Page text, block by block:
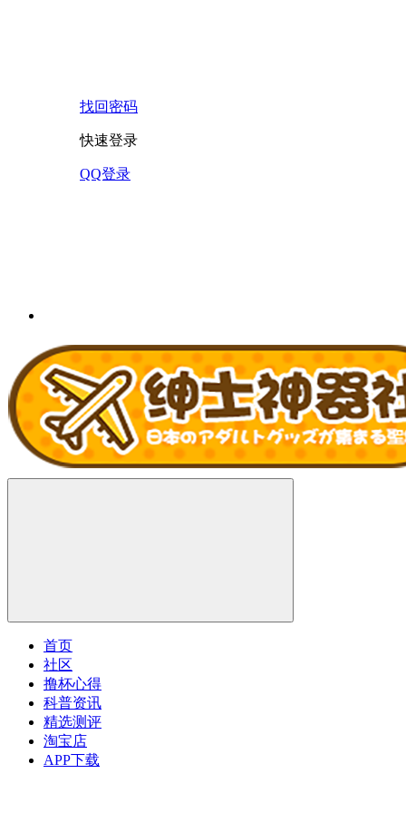
找回密码
快速登录
QQ登录
首页
社区
撸杯心得
科普资讯
精选测评
淘宝店
APP下载